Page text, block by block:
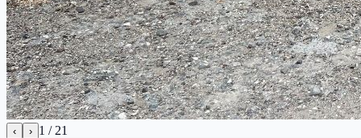
‹ › 1 / 21